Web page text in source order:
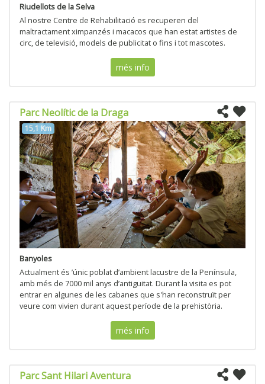
Riudellots de la Selva
Al nostre Centre de Rehabilitació es recuperen del
maltractament ximpanzés i macacos que han estat artistes de
circ, de televisió, models de publicitat o fins i tot mascotes.
més info
Parc Neolític de la Draga
15,1 Km
Banyoles
Actualment és ’únic poblat d’ambient lacustre de la Península,
amb més de 7000 mil anys d’antiguitat. Durant la visita es pot
entrar en algunes de les cabanes que s'han reconstruït per
veure com vivien durant aquest període de la prehistòria.
més info
Parc Sant Hilari Aventura